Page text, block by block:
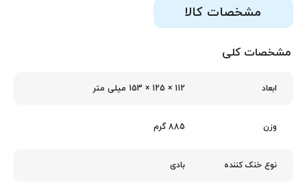
مشخصات کالا
مشخصات کلی
ابعاد 112 × 125 × 153 میلی‌ متر
وزن 885 گرم
نوع خنک کننده بادی